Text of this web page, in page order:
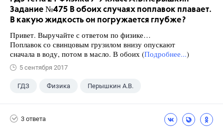
Задание №475 В обоих случаях поплавок плавает.
В какую жидкость он погружается глубже?
Привет. Выручайте с ответом по физике…
Поплавок со свинцовым грузилом внизу опускают
сначала в воду, потом в масло. В обоих (Подробнее...)
5 сентября 2017
ГДЗ Физика Перышкин А.В.
3 ответа